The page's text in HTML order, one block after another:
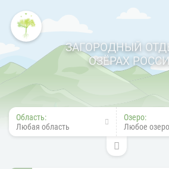
ЗАГОРОДНЫЙ
ОЗЁРАХ
Область:
Любая область
Озеро:
Любое озеро